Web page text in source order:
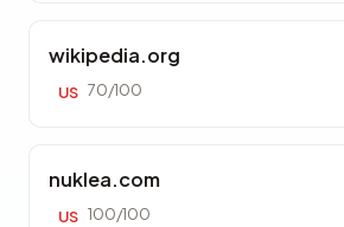
wikipedia.org
US 70/100
nuklea.com
US 100/100